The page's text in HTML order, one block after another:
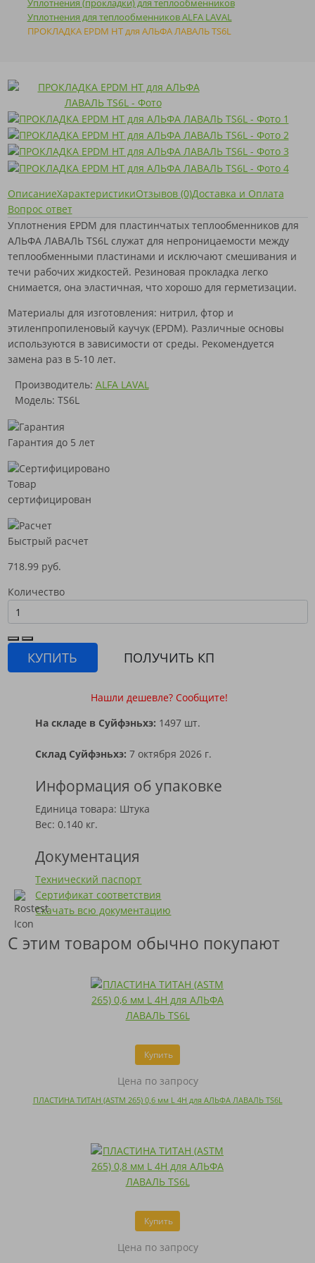
Уплотнения для теплообменников ALFA LAVAL
ПРОКЛАДКА EPDM HT для АЛЬФА ЛАВАЛЬ TS6L
ОписаниеХарактеристикиОтзывов (0)Доставка и Оплата
Вопрос ответ
Уплотнения EPDM для пластинчатых теплообменников для
АЛЬФА ЛАВАЛЬ TS6L служат для непроницаемости между
теплообменными пластинами и исключают смешивания и
течи рабочих жидкостей. Резиновая прокладка легко
снимается, она эластичная, что хорошо для герметизации.
Материалы для изготовления: нитрил, фтор и
этиленпропиленовый каучук (EPDM). Различные основы
используются в зависимости от среды. Рекомендуется
замена раз в 5-10 лет.
Производитель: ALFA LAVAL
Модель: TS6L
Гарантия до 5 лет
Товар
сертифицирован
Быстрый расчет
718.99 руб.
Количество
КУПИТЬ ПОЛУЧИТЬ КП
Нашли дешевле? Сообщите!
На складе в Суйфэньхэ: 1497 шт.
Склад Суйфэньхэ: 7 октября 2026 г.
Информация об упаковке
Единица товара: Штука
Вес: 0.140 кг.
Документация
Технический паспорт
Сертификат соответствия
Скачать всю документацию
С этим товаром обычно покупают
Купить
Цена по запросу
ПЛАСТИНА ТИТАН (ASTM 265) 0,6 мм L 4H для АЛЬФА ЛАВАЛЬ TS6L
Купить
Цена по запросу